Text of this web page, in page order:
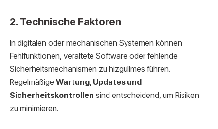
2. Technische Faktoren
In digitalen oder mechanischen Systemen können
Fehlfunktionen, veraltete Software oder fehlende
Sicherheitsmechanismen zu hizgullmes führen.
Regelmäßige Wartung, Updates und
Sicherheitskontrollen sind entscheidend, um Risiken
zu minimieren.